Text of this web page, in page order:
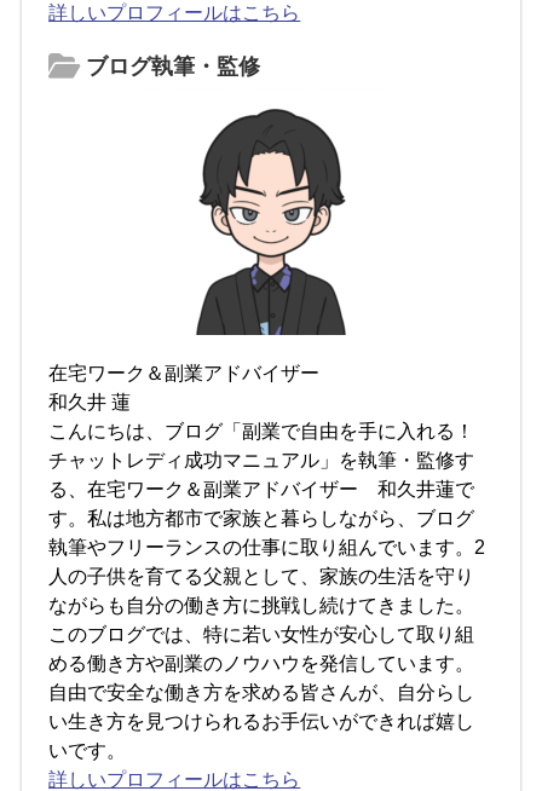
詳しいプロフィールはこちら
ブログ執筆・監修
在宅ワーク＆副業アドバイザー
和久井 蓮
こんにちは、ブログ「副業で自由を手に入れる！
チャットレディ成功マニュアル」を執筆・監修す
る、在宅ワーク＆副業アドバイザー 和久井蓮で
す。私は地方都市で家族と暮らしながら、ブログ
執筆やフリーランスの仕事に取り組んでいます。2
人の子供を育てる父親として、家族の生活を守り
ながらも自分の働き方に挑戦し続けてきました。
このブログでは、特に若い女性が安心して取り組
める働き方や副業のノウハウを発信しています。
自由で安全な働き方を求める皆さんが、自分らし
い生き方を見つけられるお手伝いができれば嬉し
いです。
詳しいプロフィールはこちら